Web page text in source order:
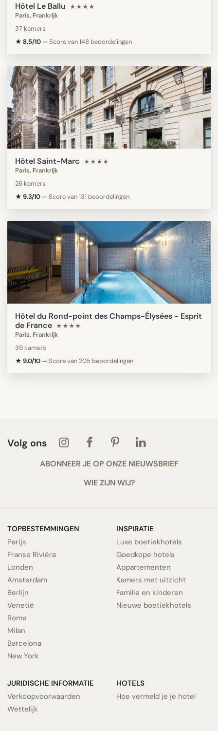
Hôtel Le Ballu ★★★★
Paris, Frankrijk
37 kamers
★ 8.5/10 —Score van 148 beoordelingen
Hôtel Saint-Marc ★★★★
Paris, Frankrijk
26 kamers
★ 9.3/10 —Score van 131 beoordelingen
Hôtel du Rond-point des Champs-Élysées - Esprit
de France ★★★★
Paris, Frankrijk
39 kamers
★ 9.0/10 —Score van 205 beoordelingen
Volg ons
ABONNEER JE OP ONZE NIEUWSBRIEF
WIE ZIJN WIJ?
TOPBESTEMMINGEN
Parijs
Franse Rivièra
Londen
Amsterdam
Berlijn
Venetië
Rome
Milan
Barcelona
New York
INSPIRATIE
Luxe boetiekhotels
Goedkope hotels
Appartementen
Kamers met uitzicht
Familie en kinderen
Nieuwe boetiekhotels
JURIDISCHE INFORMATIE
Verkoopvoorwaarden
Wettelijk
HOTELS
Hoe vermeld je je hotel